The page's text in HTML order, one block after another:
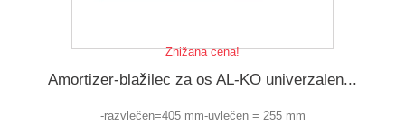
Znižana cena!
Amortizer-blažilec za os AL-KO univerzalen...
-razvlečen=405 mm-uvlečen = 255 mm